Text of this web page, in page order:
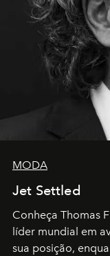
MODA
Jet Settled
Conheça Thomas
líder mundial em
sua posição,